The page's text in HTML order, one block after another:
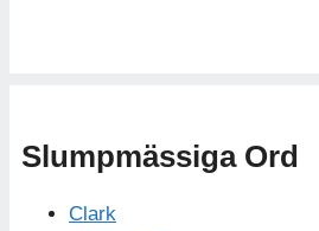
Slumpmässiga Ord
Clark